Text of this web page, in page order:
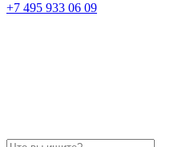
+7 495 933 06 09